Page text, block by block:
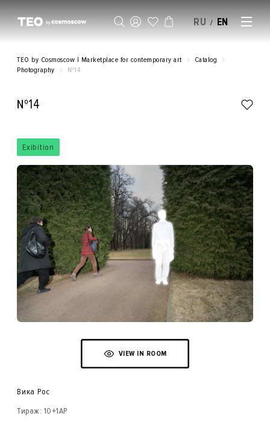
RU / EN
TEO by Cosmoscow | Marketplace for contemporary art
Catalog
Photography
№14
№14
Exibition
VIEW IN ROOM
Вика Рос
Тираж: 10+1AP